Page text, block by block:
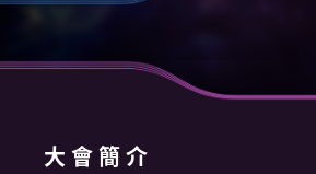
大 會 簡 介